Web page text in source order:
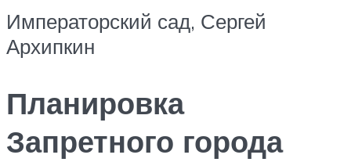
Императорский сад, Сергей
Архипкин
Планировка
Запретного города